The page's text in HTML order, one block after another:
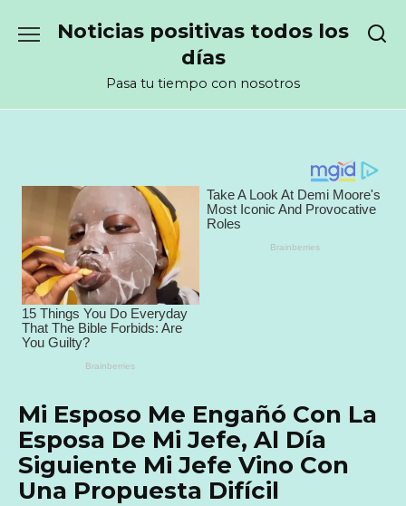
Noticias positivas todos los
días
Pasa tu tiempo con nosotros
Mi Esposo Me Engañó Con La
Esposa De Mi Jefe, Al Día
Siguiente Mi Jefe Vino Con
Una Propuesta Difícil